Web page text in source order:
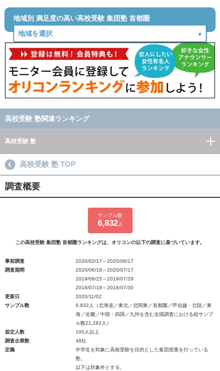
地域別 満足度の高い高校受験 集団塾 首都圏
高校受験 塾関連ランキング
高校受験 塾
高校受験 塾 TOP
調査概要
サンプル数
6,832人
この高校受験 集団塾 首都圏ランキングは、オリコンの以下の調査に基づいています。
事前調査
2020/02/17～2020/06/17
調査期間
2020/06/18～2020/07/17
2019/06/25～2019/07/29
2018/07/18～2018/07/30
更新日
2020/11/02
サンプル数
6,832人（北海道／東北／北関東／首都圏／甲信越・北陸／東
海／近畿／中国・四国／九州を含む全国調査における総サンプ
ル数21,282人）
規定人数
100人以上
調査企業数
48社
定義
中学生を対象に高校受験を目的とした集団授業を行っている
塾。
以下は対象外とする。